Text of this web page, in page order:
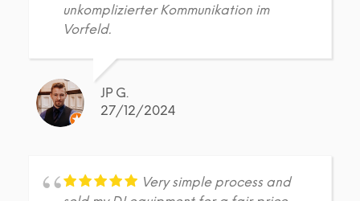
unkomplizierter Kommunikation im
Vorfeld.
JP G.
27/12/2024
Very simple process and